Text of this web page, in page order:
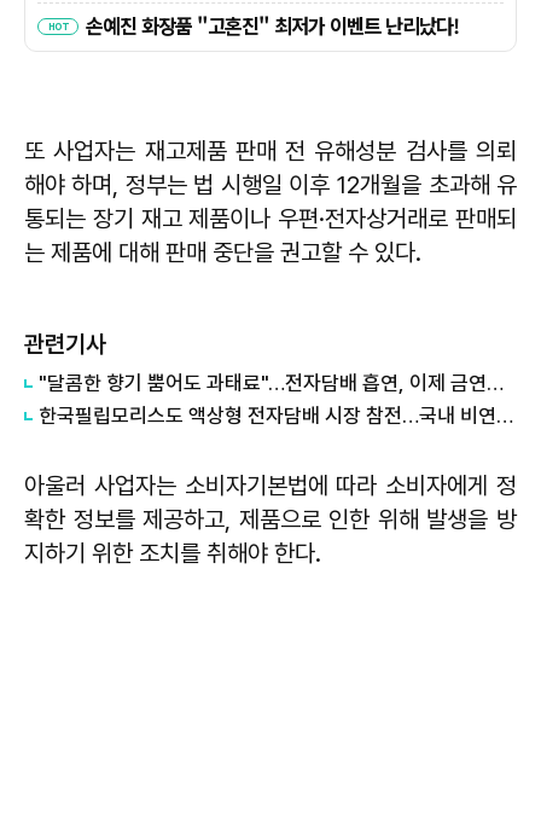
또 사업자는 재고제품 판매 전 유해성분 검사를 의뢰
해야 하며, 정부는 법 시행일 이후 12개월을 초과해 유
통되는 장기 재고 제품이나 우편·전자상거래로 판매되
는 제품에 대해 판매 중단을 권고할 수 있다.
관련기사
"달콤한 향기 뿜어도 과태료"…전자담배 흡연, 이제 금연구역에선 '불가'
한국필립모리스도 액상형 전자담배 시장 참전…국내 비연소 담배 시장 판 커진다
아울러 사업자는 소비자기본법에 따라 소비자에게 정
확한 정보를 제공하고, 제품으로 인한 위해 발생을 방
지하기 위한 조치를 취해야 한다.